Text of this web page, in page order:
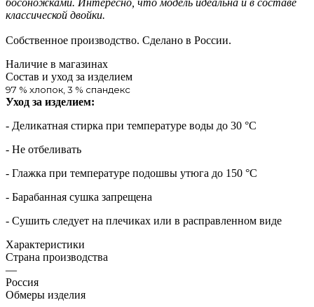
классической двойки.
Собственное производство. Сделано в России.
Наличие в магазинах
Состав и уход за изделием
97 % хлопок, 3 % спандекс
Уход за изделием:
- Деликатная стирка при температуре воды до 30 °C
- Не отбеливать
- Глажка при температуре подошвы утюга до 150 °C
- Барабанная сушка запрещена
- Сушить следует на плечиках или в расправленном виде
Характеристики
Страна производства
—
Россия
Обмеры изделия